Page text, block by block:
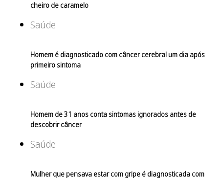
cheiro de caramelo
Saúde
Homem é diagnosticado com câncer cerebral um dia após
primeiro sintoma
Saúde
Homem de 31 anos conta sintomas ignorados antes de
descobrir câncer
Saúde
Mulher que pensava estar com gripe é diagnosticada com